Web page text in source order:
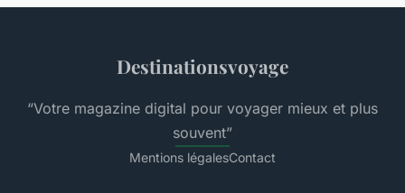
Destinationsvoyage
“Votre magazine digital pour voyager mieux et plus
souvent”
Mentions légalesContact